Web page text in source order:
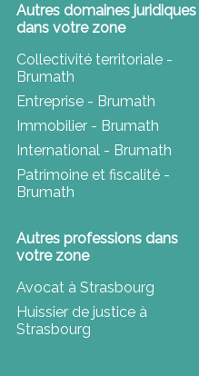
Autres domaines juridiques
dans votre zone
Collectivité territoriale -
Brumath
Entreprise - Brumath
Immobilier - Brumath
International - Brumath
Patrimoine et fiscalité -
Brumath
Autres professions dans
votre zone
Avocat à Strasbourg
Huissier de justice à
Strasbourg